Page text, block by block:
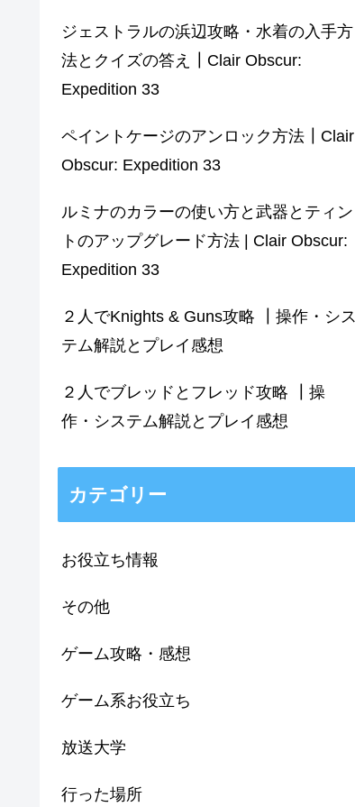
ジェストラルの浜辺攻略・水着の入手方
法とクイズの答え┃Clair Obscur:
Expedition 33
ペイントケージのアンロック方法┃Clair
Obscur: Expedition 33
ルミナのカラーの使い方と武器とティン
トのアップグレード方法 | Clair Obscur:
Expedition 33
２人でKnights & Guns攻略 ┃操作・シス
テム解説とプレイ感想
２人でブレッドとフレッド攻略 ┃操
作・システム解説とプレイ感想
カテゴリー
お役立ち情報
その他
ゲーム攻略・感想
ゲーム系お役立ち
放送大学
行った場所